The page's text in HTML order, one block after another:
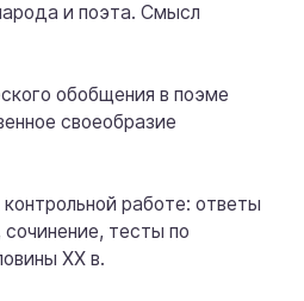
и поэта. Смысл
обобщения в поэме
своеобразие
работе: ответы
тесты по
XX в.